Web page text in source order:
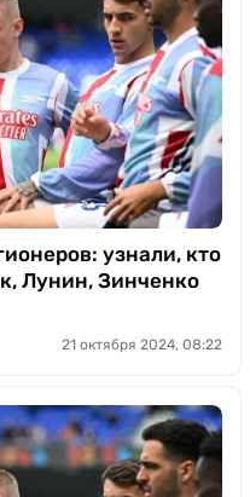
узнали, кто
Лунин, Зинченко
21 октября 2024, 08:22